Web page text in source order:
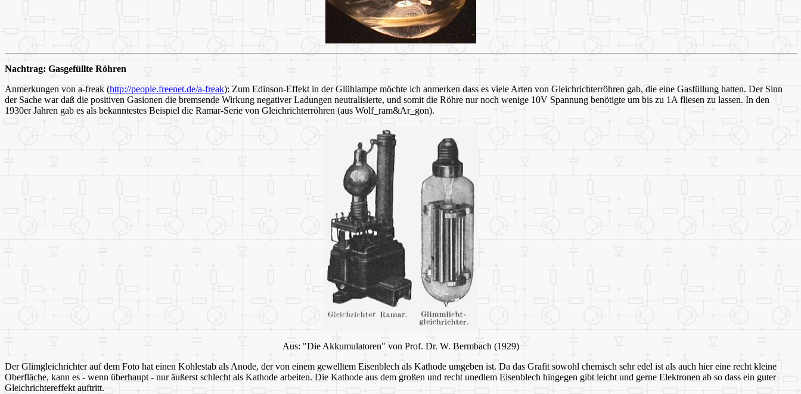
Nachtrag: Gasgefüllte Röhren
Anmerkungen von a-freak (http://people.freenet.de/a-freak): Zum Edinson-Effekt in der Glühlampe möchte ich anmerken dass es viele Arten von Gleichrichterröhren gab, die eine Gasfüllung hatten. Der Sinn
der Sache war daß die positiven Gasionen die bremsende Wirkung negativer Ladungen neutralisierte, und somit die Röhre nur noch wenige 10V Spannung benötigte um bis zu 1A fliesen zu lassen. In den
1930er Jahren gab es als bekanntestes Beispiel die Ramar-Serie von Gleichrichterröhren (aus Wolf_ram&Ar_gon).
Aus: "Die Akkumulatoren" von Prof. Dr. W. Bermbach (1929)
Der Glimgleichrichter auf dem Foto hat einen Kohlestab als Anode, der von einem gewelltem Eisenblech als Kathode umgeben ist. Da das Grafit sowohl chemisch sehr edel ist als auch hier eine recht kleine
Oberfläche, kann es - wenn überhaupt - nur äußerst schlecht als Kathode arbeiten. Die Kathode aus dem großen und recht unedlem Eisenblech hingegen gibt leicht und gerne Elektronen ab so dass ein guter
Gleichrichtereffekt auftritt.